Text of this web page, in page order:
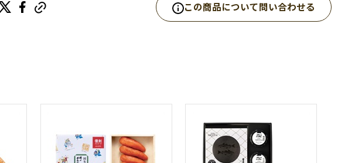
この商品について問い合わせる